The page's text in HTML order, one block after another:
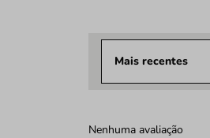
Mais recentes
Nenhuma avaliação